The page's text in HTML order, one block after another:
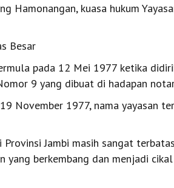
Hamonangan, kuasa hukum
Besar
pada 12 Mei 1977 ketika
9 yang dibuat di hadapan
November 1977, nama yayasan
Jambi masih sangat
yang berkembang dan menjadi